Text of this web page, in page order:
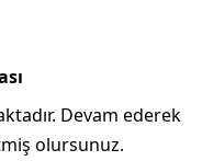
Devam ederek
olursunuz.